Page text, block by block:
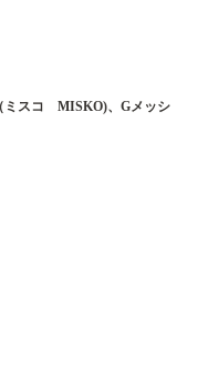
ミスコ MISKO)、Gメッシ